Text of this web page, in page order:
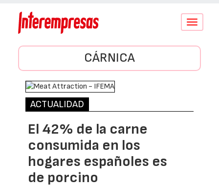
Conmutar
CÁRNICA
ACTUALIDAD
El 42% de la carne
consumida en los
hogares españoles es
de porcino